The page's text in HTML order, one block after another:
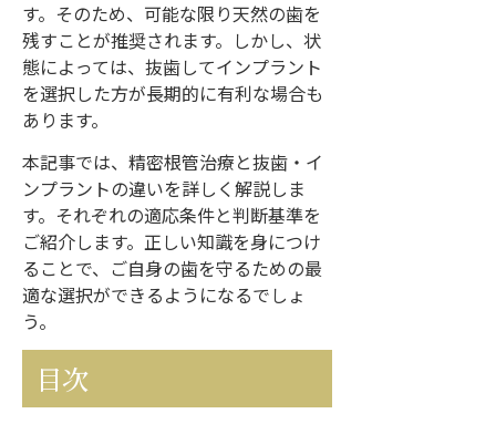
す。そのため、可能な限り天然の歯を
残すことが推奨されます。しかし、状
態によっては、抜歯してインプラント
を選択した方が長期的に有利な場合も
あります。
本記事では、精密根管治療と抜歯・イ
ンプラントの違いを詳しく解説しま
す。それぞれの適応条件と判断基準を
ご紹介します。正しい知識を身につけ
ることで、ご自身の歯を守るための最
適な選択ができるようになるでしょ
う。
目次